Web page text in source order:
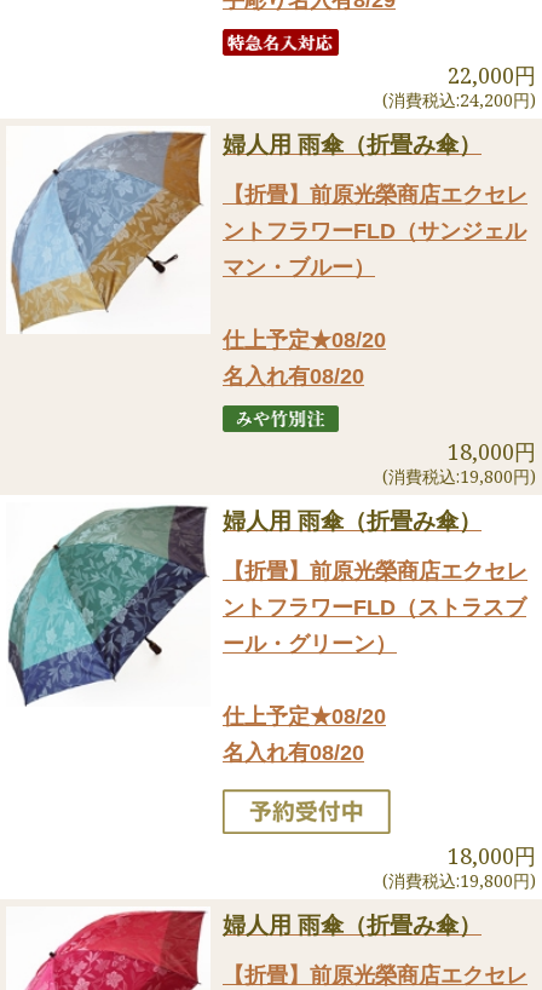
22,000円
(消費税込:24,200円)
婦人用 雨傘（折畳み傘）
【折畳】前原光榮商店エクセレ
ントフラワーFLD（サンジェル
マン・ブルー）
仕上予定★08/20
名入れ有08/20
18,000円
(消費税込:19,800円)
婦人用 雨傘（折畳み傘）
【折畳】前原光榮商店エクセレ
ントフラワーFLD（ストラスブ
ール・グリーン）
仕上予定★08/20
名入れ有08/20
18,000円
(消費税込:19,800円)
婦人用 雨傘（折畳み傘）
【折畳】前原光榮商店エクセレ